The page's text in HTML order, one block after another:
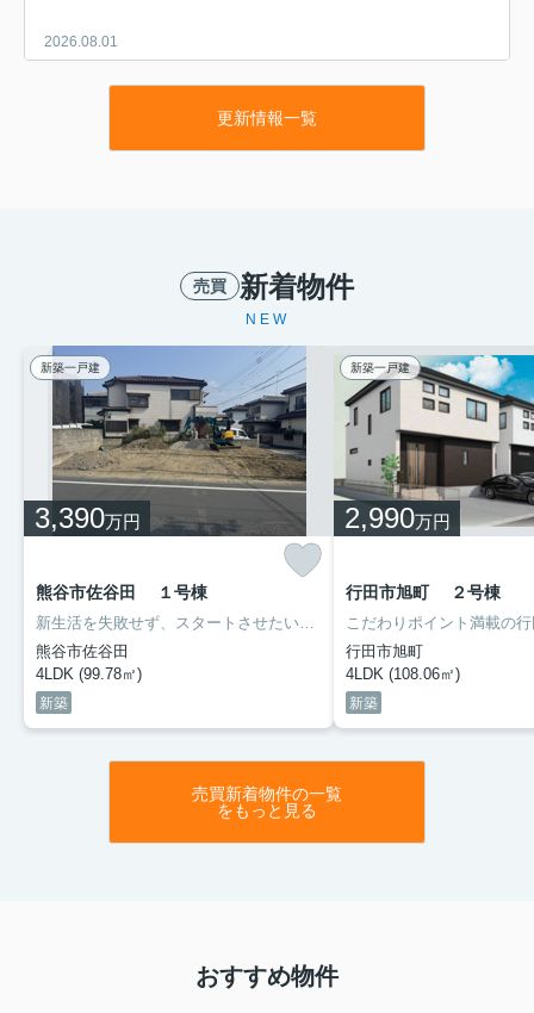
2026.08.01
「一生賃貸で過ごすよりも、自分自身のマンションを持
ちたい」と考え始める方が増えてきています。毎月の家
∼オープンハウス情報∼
オープンハウス情報 ８月１日・
寄居露梨子 1890万円リーブルガー
デン．S 熊谷万平町第３ 3890万
円リーブルガーデン．S 熊谷中恩
田 2390万円リーブルガーデ...
2026.07.30
リノベーションでできることは？見積書や優先順位につ
いても解説...
住まいの老朽化や使い勝手の悪さに悩みつつも、リノベ
ーションでできることが分からず計画が進まない方は多
いでしょう。家族全員が快適に過ごせる空間や、将来の
変化にも柔軟に対応できる理想の我が家を実現したい
更新情報一覧
売買 新着物件
NEW
新築一戸建
3,390万円
熊谷市佐谷田 １号棟
新生活を失敗せず、スタートさせたいならこちらの「熊谷市佐谷田 」はいかがでしょうか。建物面積99.78平米の物件です。ダウンライトがついていいるので、火災が起きたときに役立ちます。ご希望に沿った一戸建てをご紹介致します。熊谷市の高崎線熊谷駅付近でマイホームの購入をお考えなら、お気軽にお問い合わせください。
熊谷市佐谷田
4LDK (99.78㎡)
新築
新築一戸建
2,990万円
行田市旭町 ２号棟
行田市旭町
4LDK (108.06㎡)
新築
売買新着物件の一覧
をもっと見る
おすすめ物件